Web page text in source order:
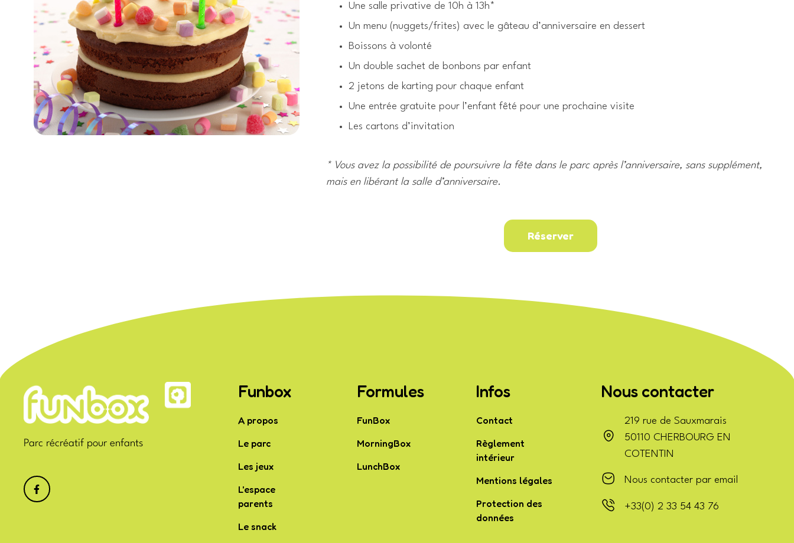
Une salle privative de 10h à 13h*
Un menu (nuggets/frites) avec le gâteau d’anniversaire en dessert
Boissons à volonté
Un double sachet de bonbons par enfant
2 jetons de karting pour chaque enfant
Une entrée gratuite pour l’enfant fêté pour une prochaine visite
Les cartons d’invitation
* Vous avez la possibilité de poursuivre la fête dans le parc après l’anniversaire, sans supplément,
mais en libérant la salle d’anniversaire.
Réserver
Parc récréatif pour enfants
Funbox
A propos
Le parc
Les jeux
L'espace
parents
Le snack
Formules
FunBox
MorningBox
LunchBox
Infos
Contact
Règlement
intérieur
Mentions légales
Protection des
données
Nous contacter
219 rue de Sauxmarais
50110 CHERBOURG EN
COTENTIN
Nous contacter par email
+33(0) 2 33 54 43 76